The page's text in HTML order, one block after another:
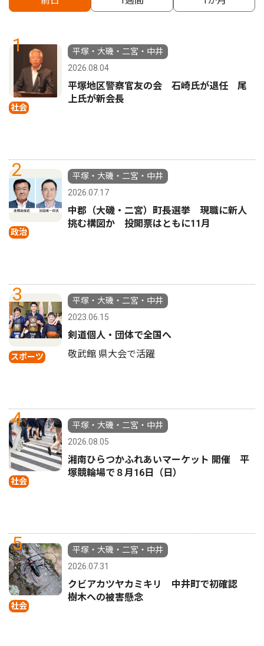
1
社会
平塚・大磯・二宮・中井
2026.08.04
平塚地区警察官友の会 石崎氏が退任 尾
上氏が新会長
2
政治
平塚・大磯・二宮・中井
2026.07.17
中郡（大磯・二宮）町長選挙 現職に新人
挑む構図か 投開票はともに11月
3
スポーツ
平塚・大磯・二宮・中井
2023.06.15
剣道個人・団体で全国へ
敬武館 県大会で活躍
4
社会
平塚・大磯・二宮・中井
2026.08.05
湘南ひらつかふれあいマーケット 開催 平
塚競輪場で８月16日（日）
5
社会
平塚・大磯・二宮・中井
2026.07.31
クビアカツヤカミキリ 中井町で初確認
樹木への被害懸念